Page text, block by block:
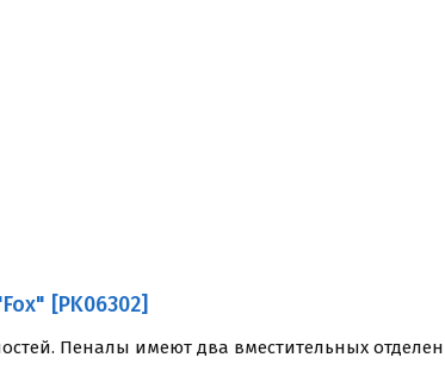
[PK06302]
Пеналы имеют два вместительных